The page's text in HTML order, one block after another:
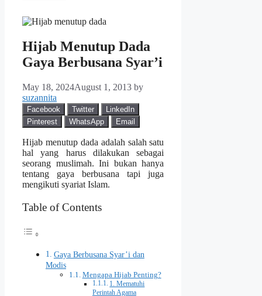
Hijab Menutup Dada
Gaya Berbusana Syar’i
May 18, 2024August 1, 2013 by
suzannita
Facebook Twitter
LinkedIn
Pinterest
WhatsApp Email
Hijab menutup dada adalah salah satu
hal yang harus dilakukan sebagai
seorang muslimah. Ini bukan hanya
tentang gaya berbusana tapi juga
mengikuti syariat Islam.
Table of Contents
Gaya Berbusana Syar’i dan
Modis
Mengapa Hijab Penting?
1. Mematuhi
Perintah Agama